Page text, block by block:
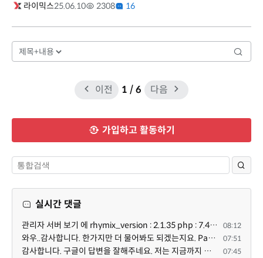
라이믹스25.06.10 2308 16
이전 1 / 6 다음
가입하고 활동하기
실시간 댓글
관리자 서버 보기 에 rhymix_version : 2.1.35 php : 7.4.3 (64-bit) db.type : mysql (innodb, utf8mb4) db... 08:12
와우..감사합니다. 한가지만 더 물어봐도 되겠는지요. Password.php 파일안에 클래스와 함수들은 순수 php ... 07:51
감사합니다. 구글이 답변을 잘해주네요. 저는 지금까지 md5 에 머물러 있었네요. md5는 구석기 알고리즘이 ... 07:45